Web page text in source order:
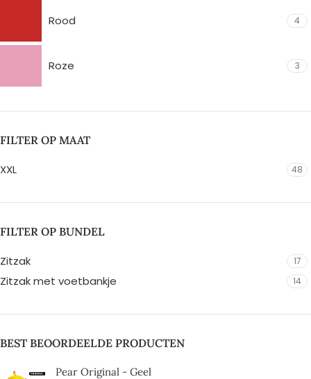
Rood 4
Roze 3
FILTER OP MAAT
XXL 48
FILTER OP BUNDEL
Zitzak 17
Zitzak met voetbankje 14
BEST BEOORDEELDE PRODUCTEN
Pear Original - Geel